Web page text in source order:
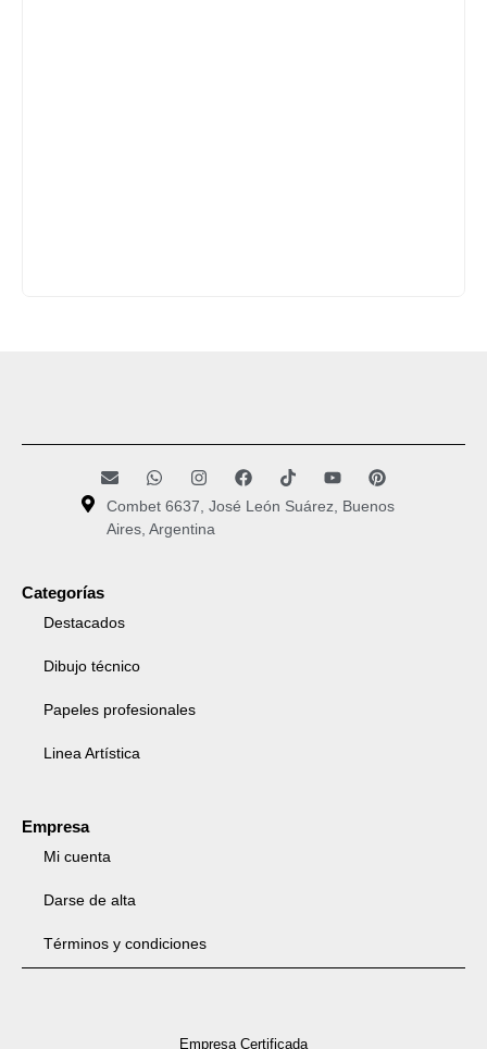
Combet 6637, José León Suárez, Buenos
Aires, Argentina
Categorías
Destacados
Dibujo técnico
Papeles profesionales
Linea Artística
Empresa
Mi cuenta
Darse de alta
Términos y condiciones
Empresa Certificada